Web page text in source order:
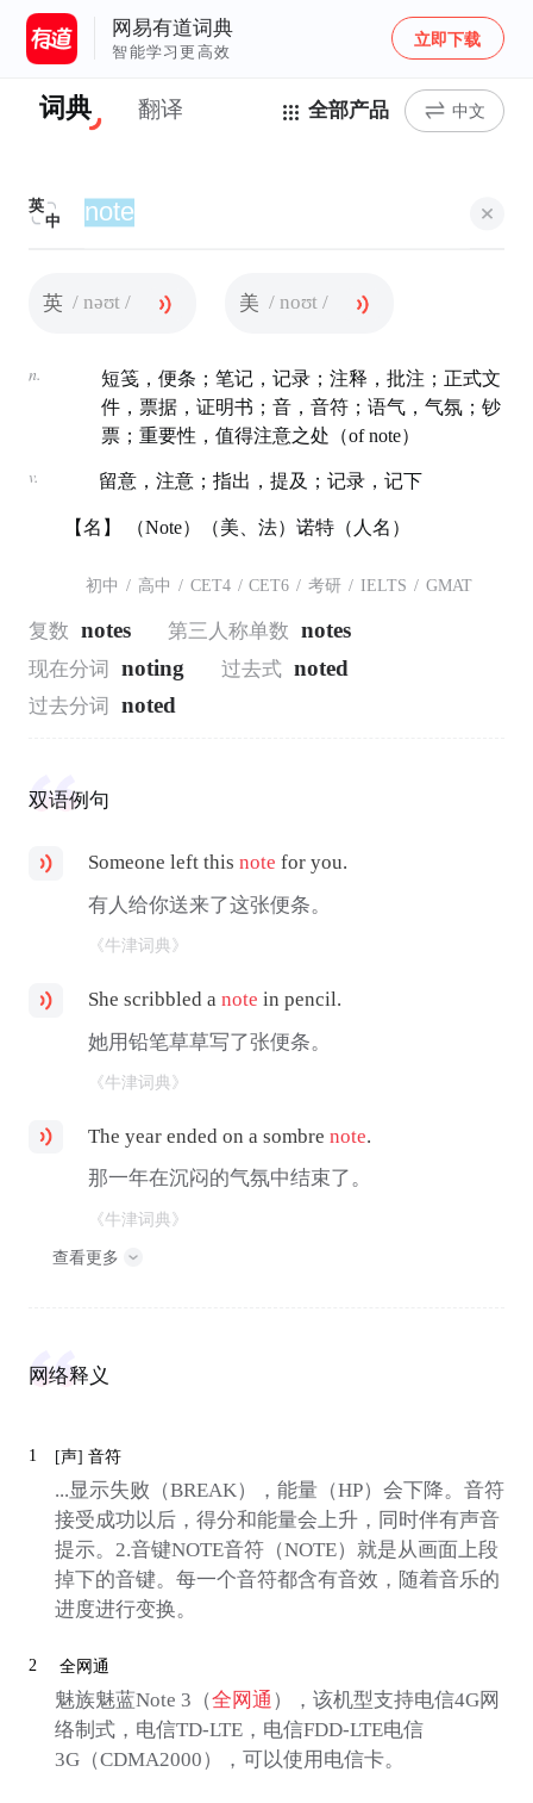
网易有道词典
智能学习更高效
立即下载
词典 翻译 全部产品 中文
英
中
英 / nəʊt / 美 / noʊt /
n.
短笺，便条；笔记，记录；注释，批注；正式文
件，票据，证明书；音，音符；语气，气氛；钞
票；重要性，值得注意之处（of note）
v. 留意，注意；指出，提及；记录，记下
【名】 （Note）（美、法）诺特（人名）
初中 / 高中 / CET4 / CET6 / 考研 / IELTS / GMAT
复数 notes 第三人称单数 notes
现在分词 noting 过去式 noted
过去分词 noted
双语例句
Someone left thisnote for you.
有人给你送来了这张便条。
《牛津词典》
She scribbled anote in pencil.
她用铅笔草草写了张便条。
《牛津词典》
The year ended on a sombrenote.
那一年在沉闷的气氛中结束了。
《牛津词典》
查看更多
网络释义
1 [声] 音符
...显示失败（BREAK），能量（HP）会下降。音符
接受成功以后，得分和能量会上升，同时伴有声音
提示。2.音键NOTE音符（NOTE）就是从画面上段
掉下的音键。每一个音符都含有音效，随着音乐的
进度进行变换。
2 全网通
魅族魅蓝Note 3（全网通 ），该机型支持电信4G网
络制式，电信TD-LTE，电信FDD-LTE电信
3G（CDMA2000），可以使用电信卡。